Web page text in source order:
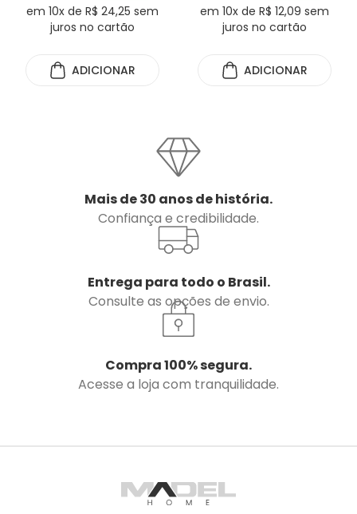
em 10x de R$ 24,25 sem
juros no cartão
ADICIONAR
em 10x de R$ 12,09 sem
juros no cartão
ADICIONAR
Mais de 30 anos de história.
Confiança e credibilidade.
Entrega para todo o Brasil.
Consulte as opções de envio.
Compra 100% segura.
Acesse a loja com tranquilidade.